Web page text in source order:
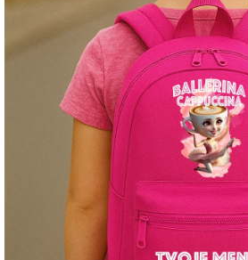
hviezdičiek.